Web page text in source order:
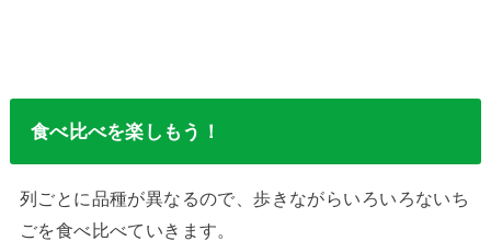
食べ比べを楽しもう！
列ごとに品種が異なるので、歩きながらいろいろないち
ごを食べ比べていきます。